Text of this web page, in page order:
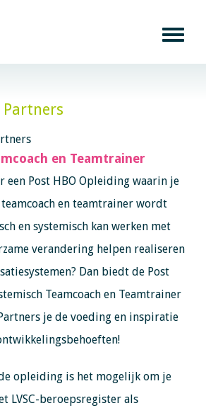
en Teamtrainer
een Post HBO Opleiding waarin je
en teamtrainer wordt
en systemisch kan werken met
verandering helpen realiseren
Dan biedt de Post
Teamcoach en Teamtrainer
je de voeding en inspiratie
opleiding is het mogelijk om je
LVSC-beroepsregister als